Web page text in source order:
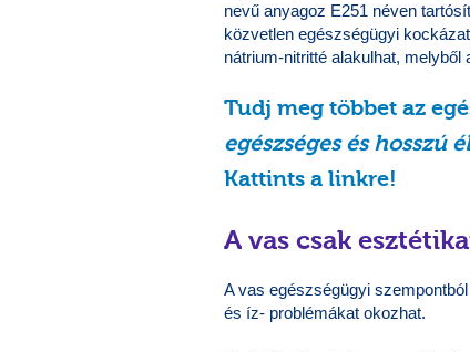
nevű anyagoz E251 néven
közvetlen egészségügyi
nátrium-nitritté alakulhat,
Tudj meg többet az
egészséges és hosszú
Kattints a linkre!
A vas csak
A vas egészségügyi
és íz- problémákat okozhat.